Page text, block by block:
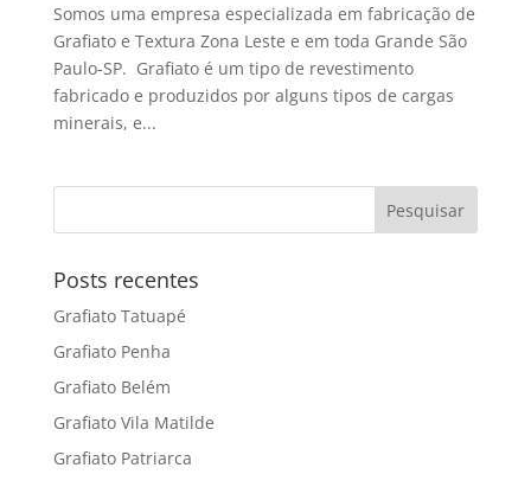
Somos uma empresa especializada em fabricação de
Grafiato e Textura Zona Leste e em toda Grande São
Paulo-SP. Grafiato é um tipo de revestimento
fabricado e produzidos por alguns tipos de cargas
minerais, e...
Posts recentes
Grafiato Tatuapé
Grafiato Penha
Grafiato Belém
Grafiato Vila Matilde
Grafiato Patriarca